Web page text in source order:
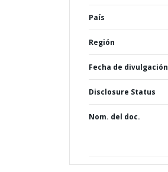
País
Región
Fecha de divulgación
Disclosure Status
Nom. del doc.